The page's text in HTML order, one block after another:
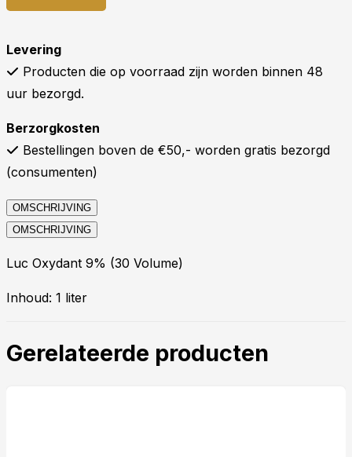
Levering
Producten die op voorraad zijn worden binnen 48
uur bezorgd.
Berzorgkosten
Bestellingen boven de €50,- worden gratis bezorgd
(consumenten)
OMSCHRIJVING
OMSCHRIJVING
Luc Oxydant 9% (30 Volume)
Inhoud: 1 liter
Gerelateerde producten